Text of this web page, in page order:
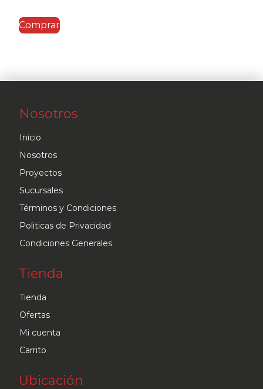
era:
Comprar
Nosotros
Inicio
Nosotros
Proyectos
Sucursales
Términos y Condiciones
Politicas de Privacidad
Condiciones Generales
Tienda
Tienda
Ofertas
Mi cuenta
Carrito
Ubicación